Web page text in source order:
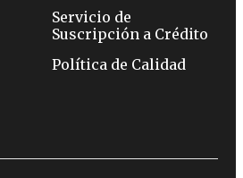
Servicio de
Suscripción a Crédito
Política de Calidad